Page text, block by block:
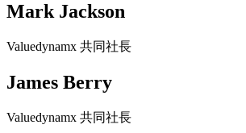
Mark Jackson
Valuedynamx 共同社長
James Berry
Valuedynamx 共同社長